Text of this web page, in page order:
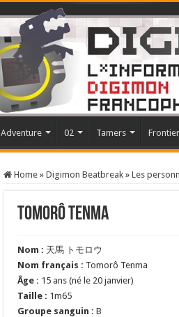
Adventure 02 Tamers Frontier
Home » Digimon Beatbreak » Les
Tomorô Tenma
Nom : 天馬 トモロウ
Nom français : Tomorô Tenma
Âge : 15 ans (né le 20 janvier)
Taille : 1m65
Groupe sanguin : B